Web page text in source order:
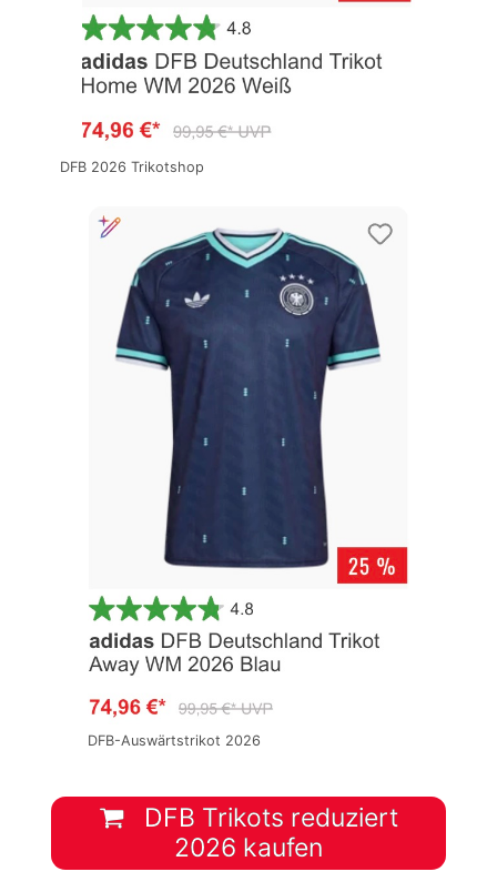
DFB 2026 Trikotshop
DFB-Auswärtstrikot 2026
DFB Trikots reduziert
2026 kaufen